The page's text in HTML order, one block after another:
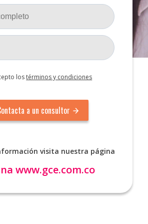
lostérminos y condiciones
visita nuestra página
www.gce.com.co